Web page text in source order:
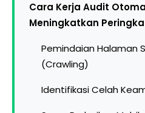
Cara Kerja Audit
Meningkatkan
Pemindaian Halaman
(Crawling)
Identifikasi Celah